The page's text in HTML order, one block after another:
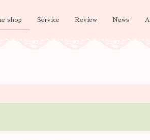
shop Service Review News